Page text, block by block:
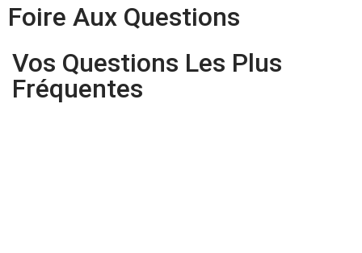
Foire Aux Questions
Vos Questions Les Plus
Fréquentes